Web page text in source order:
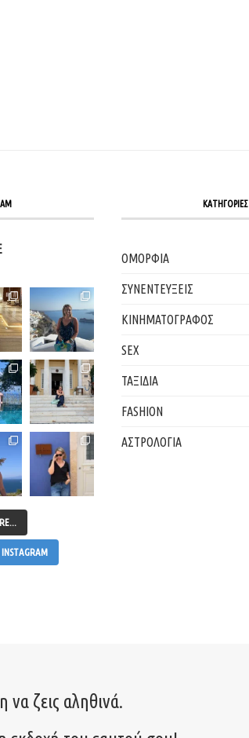
ΚΑΤΗΓΟΡΙΕΣ
ΟΜΟΡΦΙΑ
ΣΥΝΕΝΤΕΥΞΕΙΣ
ΚΙΝΗΜΑΤΟΓΡΑΦΟΣ
SEX
ΤΑΞΙΔΙΑ
FASHION
ΑΣΤΡΟΛΟΓΙΑ
ζεις αληθινά.